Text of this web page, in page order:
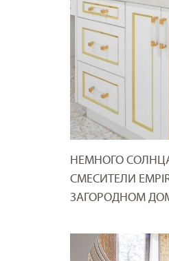
НЕМНОГО
СМЕСИТЕЛИ
ЗАГОРОДНОМ